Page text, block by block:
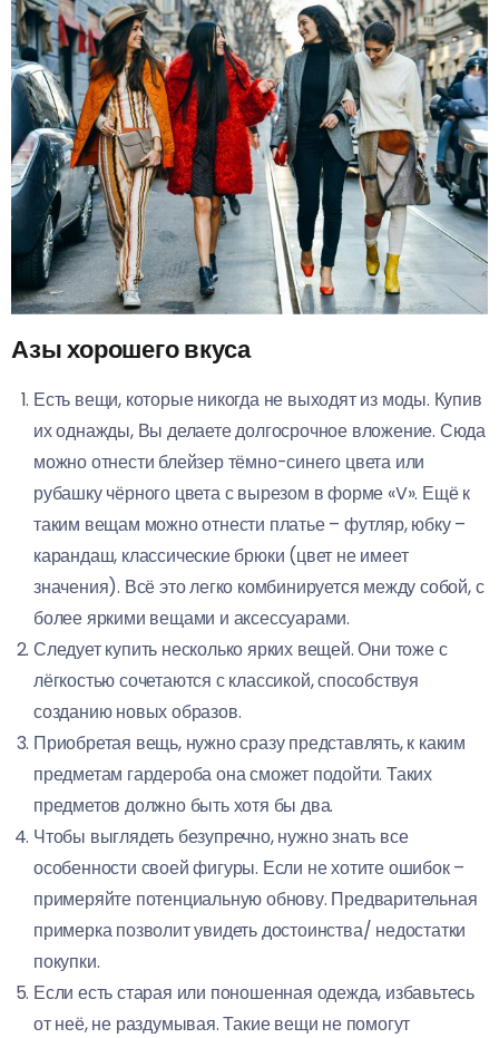
Азы хорошего вкуса
Есть вещи, которые никогда не выходят из моды. Купив
их однажды, Вы делаете долгосрочное вложение. Сюда
можно отнести блейзер тёмно-синего цвета или
рубашку чёрного цвета с вырезом в форме «V». Ещё к
таким вещам можно отнести платье – футляр, юбку –
карандаш, классические брюки (цвет не имеет
значения). Всё это легко комбинируется между собой, с
более яркими вещами и аксессуарами.
Следует купить несколько ярких вещей. Они тоже с
лёгкостью сочетаются с классикой, способствуя
созданию новых образов.
Приобретая вещь, нужно сразу представлять, к каким
предметам гардероба она сможет подойти. Таких
предметов должно быть хотя бы два.
Чтобы выглядеть безупречно, нужно знать все
особенности своей фигуры. Если не хотите ошибок –
примеряйте потенциальную обнову. Предварительная
примерка позволит увидеть достоинства/ недостатки
покупки.
Если есть старая или поношенная одежда, избавьтесь
от неё, не раздумывая. Такие вещи не помогут